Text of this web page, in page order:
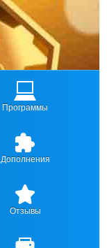
Программы
Дополнения
Отзывы